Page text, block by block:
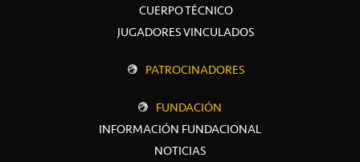
CUERPO TÉCNICO
JUGADORES VINCULADOS
PATROCINADORES
FUNDACIÓN
INFORMACIÓN FUNDACIONAL
NOTICIAS